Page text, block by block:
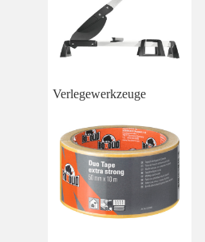
Verlegewerkzeuge